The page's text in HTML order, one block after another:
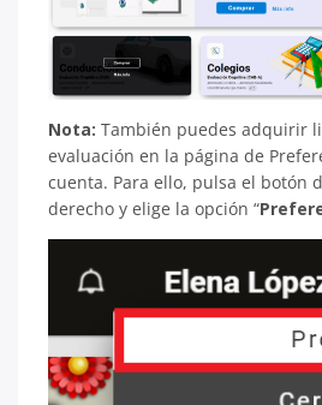
Nota: También puedes adquirir
evaluación en la página de
cuenta. Para ello, pulsa el botón
derecho y elige la opción “